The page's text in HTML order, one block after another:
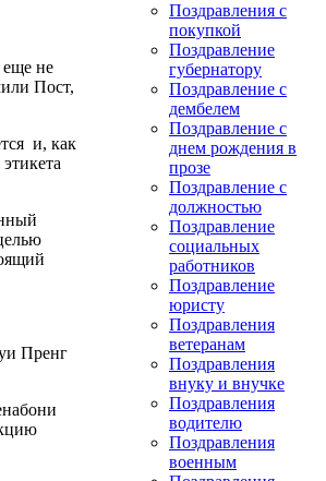
еще не
Пост,
и, как
Пренг
Поздравления с
покупкой
Поздравление
губернатору
Поздравление с
дембелем
Поздравление с
днем рождения в
прозе
Поздравление с
должностью
Поздравление
социальных
работников
Поздравление
юристу
Поздравления
ветеранам
Поздравления
внуку и внучке
Поздравления
водителю
Поздравления
военным